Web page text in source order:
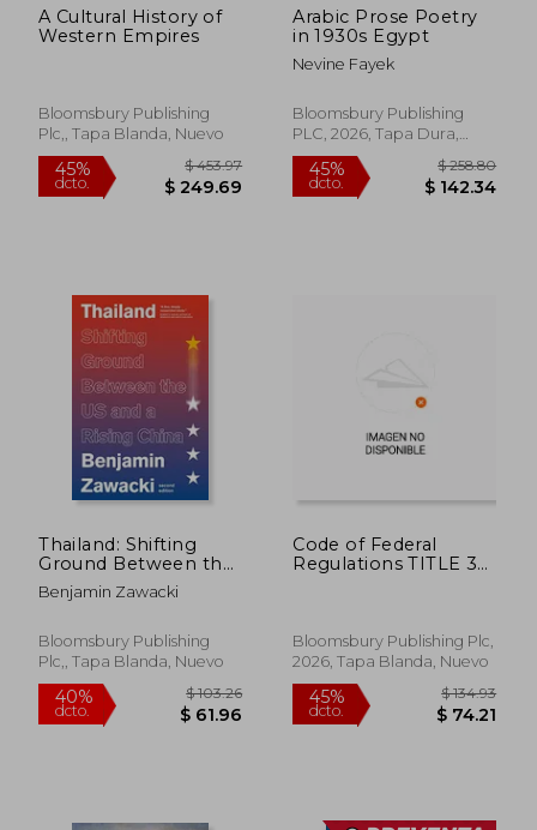
45%
A Cultural History of
Western Empires
Bloomsbury Publishing
Plc,, Tapa Blanda, Nuevo
45%
dcto.
$ 453.97
$ 249.69
Arabic Prose Poetry
in 1930s Egypt
Nevine Fayek
Bloomsbury Publishing
PLC, 2026, Tapa Dura,
Nuevo
45%
dcto.
$
$
Thailand: Shifting
Ground Between the
us and a Rising China
Benjamin Zawacki
Bloomsbury Publishing
Plc,, Tapa Blanda, Nuevo
Code of Federal
Regulations TITLE 32
Bloomsbury Publishing Plc,
2026, Tapa Blanda, Nuevo